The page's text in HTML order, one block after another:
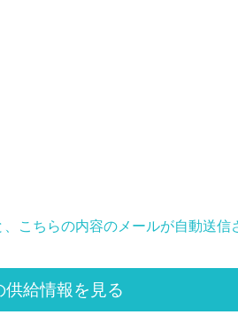
こちらの内容のメールが自動送信
供給情報を見る